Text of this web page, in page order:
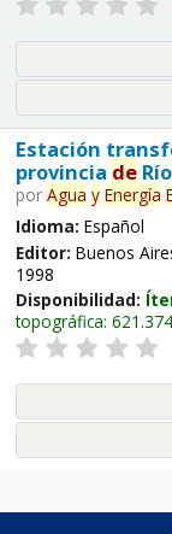
Estación
provincia de
por Agua y Energía
Idioma: Español
Editor: Buenos
1998
Disponibilidad:
topográfica: